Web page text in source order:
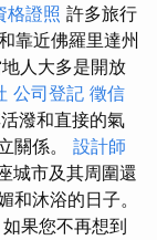
格證照 許多旅行
靠近佛羅里達州
人大多是開放
公司登記 徵信
潑和直接的氣
關係。 設計師
城市及其周圍還
沐浴的日子。
如果您不再想到